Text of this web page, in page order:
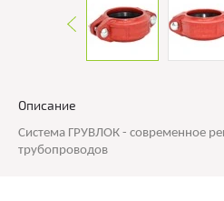
Описание
Система ГРУВЛОК - современное
трубопроводов